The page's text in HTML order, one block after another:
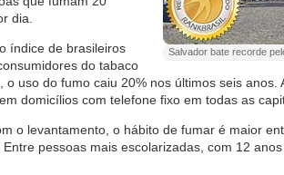
Salvador bate recorde
dia.
índice de brasileiros
do tabaco
o uso do fumo caiu 20% nos últimos seis anos.
domicílios com telefone fixo em todas as
o levantamento, o hábito de fumar é maior
pessoas mais escolarizadas, com 12